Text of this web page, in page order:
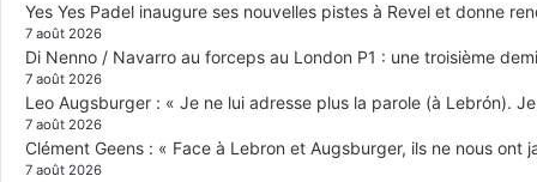
Yes Yes Padel inaugure ses nouvelles pistes à Revel et donne
7 août 2026
Di Nenno / Navarro au forceps au London P1 : une troisième
7 août 2026
Leo Augsburger : « Je ne lui adresse plus la parole (à Lebrón).
7 août 2026
Clément Geens : « Face à Lebron et Augsburger, ils ne nous ont
7 août 2026